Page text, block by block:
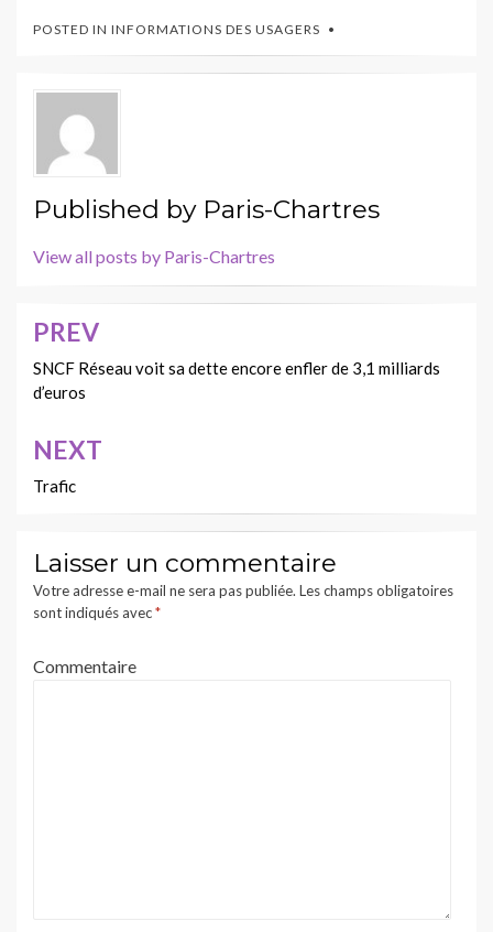
POSTED IN INFORMATIONS DES USAGERS
Published by Paris-Chartres
View all posts by Paris-Chartres
Navigation
de
l’article
PREV
SNCF Réseau voit sa dette encore enfler de 3,1 milliards
d’euros
NEXT
Trafic
Laisser un commentaire
Votre adresse e-mail ne sera pas publiée. Les champs obligatoires
sont indiqués avec*
Commentaire